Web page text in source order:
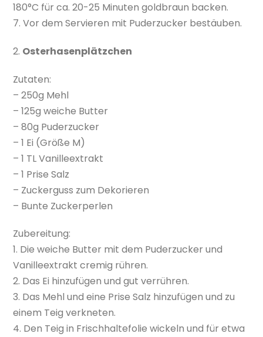
180°C für ca. 20-25 Minuten goldbraun backen.
7. Vor dem Servieren mit Puderzucker bestäuben.
2. Osterhasenplätzchen
Zutaten:
– 250g Mehl
– 125g weiche Butter
– 80g Puderzucker
– 1 Ei (Größe M)
– 1 TL Vanilleextrakt
– 1 Prise Salz
– Zuckerguss zum Dekorieren
– Bunte Zuckerperlen
Zubereitung:
1. Die weiche Butter mit dem Puderzucker und
Vanilleextrakt cremig rühren.
2. Das Ei hinzufügen und gut verrühren.
3. Das Mehl und eine Prise Salz hinzufügen und zu
einem Teig verkneten.
4. Den Teig in Frischhaltefolie wickeln und für etwa